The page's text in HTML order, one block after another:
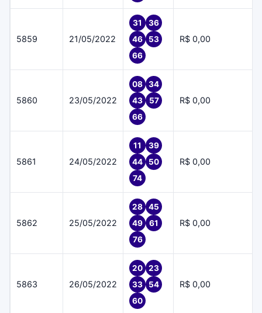
5859 21/05/2022
31
36
46
53
66
R$ 0,00
5860 23/05/2022
08
34
43
57
66
R$ 0,00
5861 24/05/2022
11
39
44
50
74
R$ 0,00
5862 25/05/2022
28
45
49
61
76
R$ 0,00
5863 26/05/2022
20
23
33
54
60
R$ 0,00